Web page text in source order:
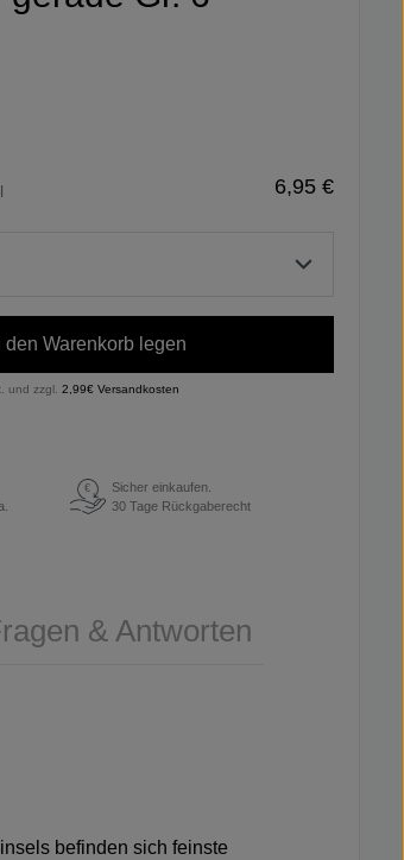
6,95 €
den Warenkorb legen
und zzgl. 2,99€ Versandkosten
€
Sicher einkaufen.
30 Tage Rückgaberecht
& Antworten
befinden sich feinste